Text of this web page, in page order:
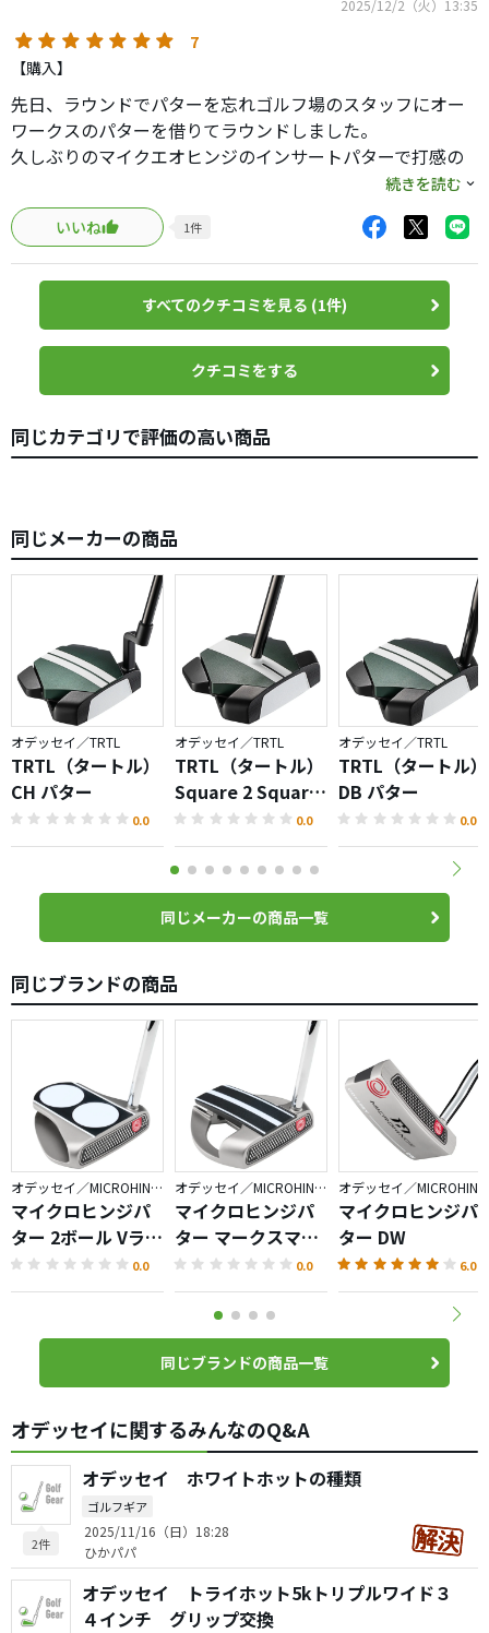
2025/12/2（火）13:35
7
【購入】
先日、ラウンドでパターを忘れゴルフ場のスタッフにオー
ワークスのパターを借りてラウンドしました。
久しぶりのマイクエオヒンジのインサートパターで打感の
柔らさ、ボールの転がりを体感してこのインサートパター
を購入を考えるていたら、リバイバルで新しく発売になっ
ていることを知り購入しました。
最近のエースパターは軟鉄削出しのノーメッキパター（手
入れが大変）
真逆の打感ですが、購入後のラウンド、速いグリーンでし
たが久しぶりの2７パット
購入直後のマジックかも知れませんが満足度が半端ない結
果でした。
新品でも安価なパターで結果を出すことが出来ました。
続きを読む
いいね
1件
すべてのクチコミを見る (1件)
クチコミをする
同じカテゴリで評価の高い商品
同じメーカーの商品
オデッセイ／TRTL
TRTL（タートル）
CH パター
0.0
オデッセイ／TRTL
TRTL（タートル）
Square 2 Square
パター
0.0
オデッセイ／TRTL
TRTL（タートル）
DB パター
0.0
同じメーカーの商品一覧
同じブランドの商品
オデッセイ／MICROHINGE
マイクロヒンジパ
ター 2ボール Vライ
ン
0.0
オデッセイ／MICROHINGE
マイクロヒンジパ
ター マークスマン
ファング
0.0
マイクロヒンジパ
ター DW
6.0
同じブランドの商品一覧
オデッセイに関するみんなのQ&A
2件
オデッセイ ホワイトホットの種類
ゴルフギア
2025/11/16（日）18:28
ひかパパ
オデッセイ トライホット5kトリプルワイド３
４インチ グリップ交換